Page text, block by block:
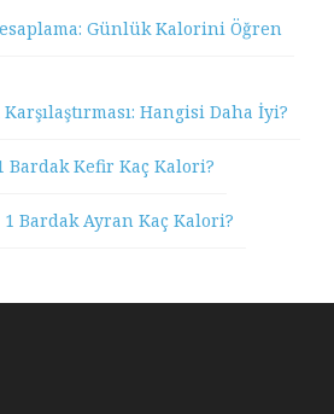
Günlük Kalorini Öğren
Hangisi Daha İyi?
Bardak Kefir Kaç Kalori?
Bardak Ayran Kaç Kalori?